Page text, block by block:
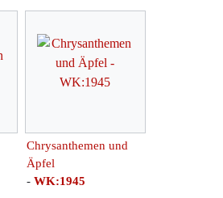
Chrysanthemen und
Äpfel
- WK:1945